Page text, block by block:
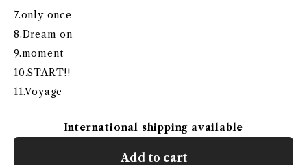
7.only once
8.Dream on
9.moment
10.START!!
11.Voyage
International shipping available
Add to cart